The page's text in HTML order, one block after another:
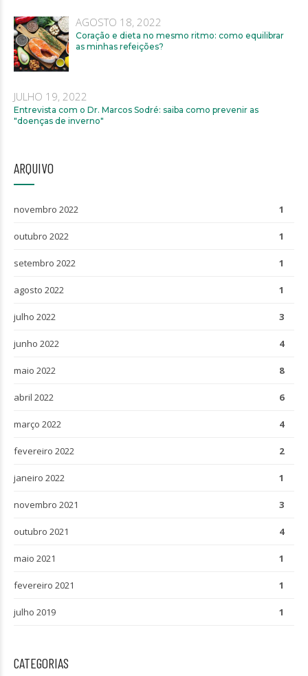
AGOSTO 18, 2022
Coração e dieta no mesmo ritmo: como equilibrar
as minhas refeições?
JULHO 19, 2022
Entrevista com o Dr. Marcos Sodré: saiba como prevenir as
"doenças de inverno"
ARQUIVO
novembro 2022 1
outubro 2022 1
setembro 2022 1
agosto 2022 1
julho 2022 3
junho 2022 4
maio 2022 8
abril 2022 6
março 2022 4
fevereiro 2022 2
janeiro 2022 1
novembro 2021 3
outubro 2021 4
maio 2021 1
fevereiro 2021 1
julho 2019 1
CATEGORIAS